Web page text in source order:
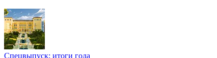
Спецвыпуск: итоги года